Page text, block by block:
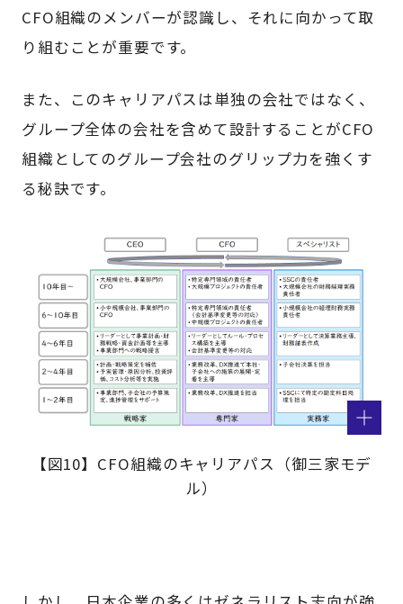
CFO組織のメンバーが認識し、それに向かって取
り組むことが重要です。
また、このキャリアパスは単独の会社ではなく、
グループ全体の会社を含めて設計することがCFO
組織としてのグループ会社のグリップ力を強くす
る秘訣です。
【図10】CFO組織のキャリアパス（御三家モデ
ル）